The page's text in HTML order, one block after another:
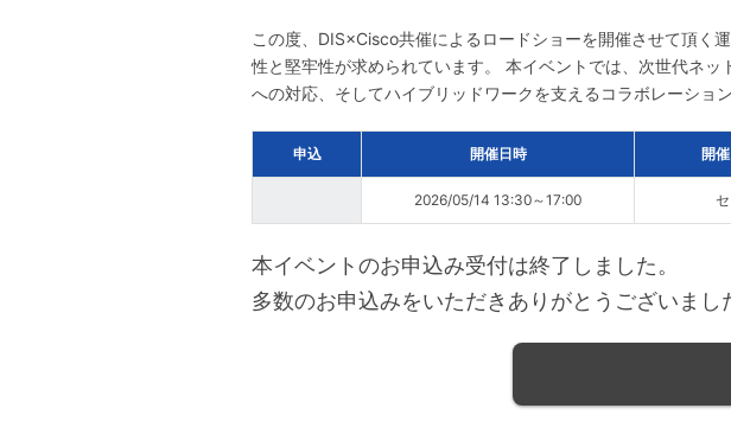
この度、DIS×Cisco共催によるロードショーを開催させて頂く
性と堅牢性が求められています。 本イベントでは、次世代ネ
への対応、そしてハイブリッドワークを支えるコラボレーショ
申込 開催日時 開
2026/05/14 13:30～17:00
本イベントのお申込み受付は終了しました。
多数のお申込みをいただきありがとうございまし